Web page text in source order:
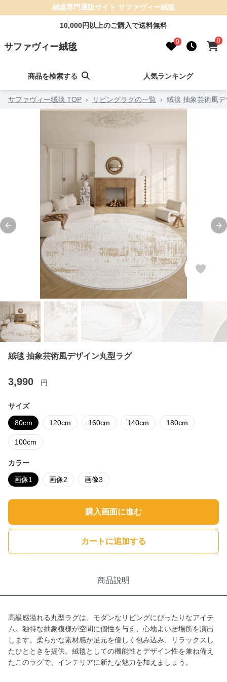
絨毯専門通販サイト サファヴィー絨毯
10,000円以上のご購入で送料無料
サファヴィー絨毯 0 0
商品を検索する 人気ランキング
サファヴィー絨毯 TOP › リビングラグの一覧 › 絨毯 抽象芸術風
Previous slide
絨毯 抽象芸術風デザイン丸型ラグ
3,990 円
サイズ
80cm 120cm 160cm 140cm 180cm
100cm
カラー
画像1 画像2 画像3
購入画面に進む
カートに追加する
商品説明
高級感溢れる丸型ラグは、モダンなリビングにぴったりなアイテ
ム。独特な抽象模様が空間に個性を与え、心地よい居場所を演出
します。柔らかな素材感が足元を優しく包み込み、リラックスし
たひとときを提供。絨毯としての機能性とデザイン性を兼ね備え
たこのラグで、インテリアに新たな魅力を加えましょう。